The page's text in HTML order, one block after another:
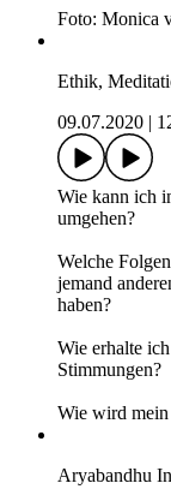
Foto: Monica
Ethik,
09.07.2020
Wie kann ich
umgehen?
Welche
jemand
haben?
Wie erhalte
Stimmungen?
Wie wird mein
Aryabandhu